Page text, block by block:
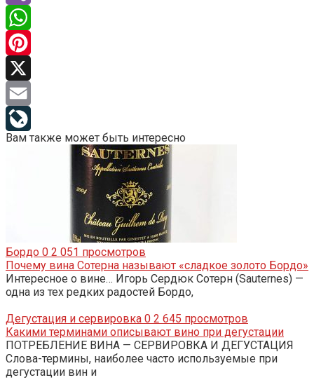
Viber
WhatsApp
Pinterest
X
Email
LiveJournal
Вам также может быть интересно
Бордо 0 2 051 просмотров
Почему вина Сотерна называют «сладкое золото Бордо»
Интересное о вине… Игорь Сердюк Сотерн (Sauternes) —
одна из тех редких радостей Бордо,
Дегустация и сервировка 0 2 645 просмотров
Какими терминами описывают вино при дегустации
ПОТРЕБЛЕНИЕ ВИНА — СЕРВИРОВКА И ДЕГУСТАЦИЯ
Слова-термины, наиболее часто используемые при
дегустации вин и